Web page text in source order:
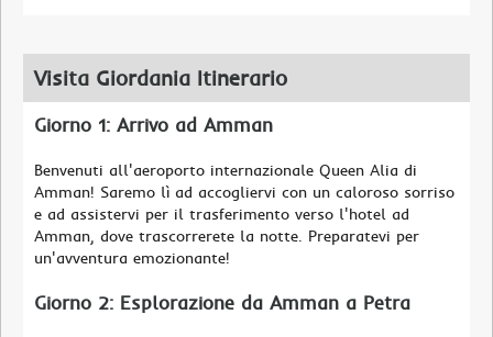
Visita Giordania Itinerario
Giorno 1: Arrivo ad Amman
Benvenuti all'aeroporto internazionale Queen Alia di
Amman! Saremo lì ad accogliervi con un caloroso sorriso
e ad assistervi per il trasferimento verso l'hotel ad
Amman, dove trascorrerete la notte. Preparatevi per
un'avventura emozionante!
Giorno 2: Esplorazione da Amman a Petra